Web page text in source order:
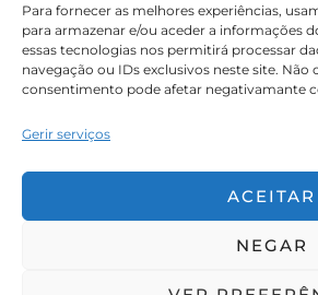
Para fornecer as melhores experiências,
para armazenar e/ou aceder a informações
essas tecnologias nos permitirá processar
navegação ou IDs exclusivos neste site.
consentimento pode afetar negativamante
Gerir serviços
ACEITAR
NEGAR